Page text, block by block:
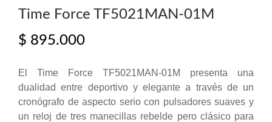
Time Force TF5021MAN-01M
$ 895.000
El Time Force TF5021MAN-01M presenta una
dualidad entre deportivo y elegante a través de un
cronógrafo de aspecto serio con pulsadores suaves y
un reloj de tres manecillas rebelde pero clásico para